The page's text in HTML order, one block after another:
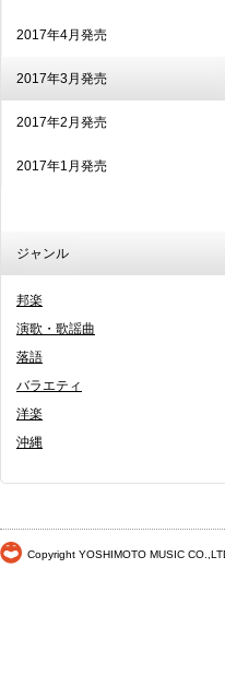
2017年4月発売
2017年3月発売
2017年2月発売
2017年1月発売
ジャンル
邦楽
演歌・歌謡曲
落語
バラエティ
洋楽
沖縄
Copyright YOSHIMOTO MUSIC